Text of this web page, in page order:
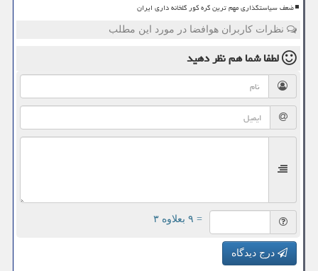
ضعف سیاستگذاری مهم ترین گره کور گلخانه داری ایران
نظرات کاربران هوافضا در مورد این مطلب
لطفا شما همنظر دهید
= ۹ بعلاوه ۳
درج دیدگاه